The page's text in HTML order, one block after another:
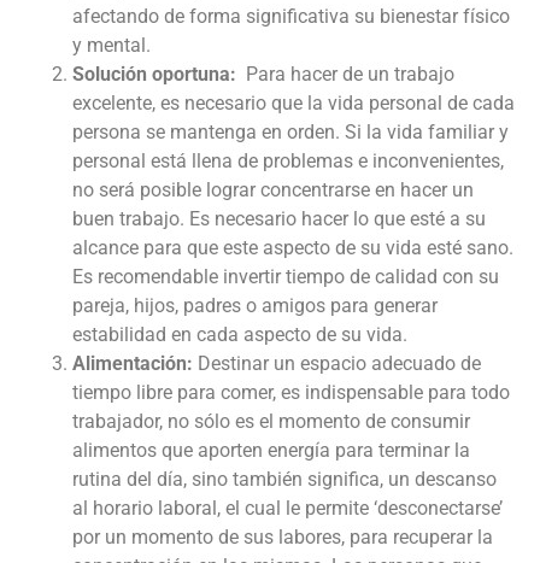
afectando de forma significativa su bienestar físico
y mental.
Solución oportuna: Para hacer de un trabajo
excelente, es necesario que la vida personal de cada
persona se mantenga en orden. Si la vida familiar y
personal está llena de problemas e inconvenientes,
no será posible lograr concentrarse en hacer un
buen trabajo. Es necesario hacer lo que esté a su
alcance para que este aspecto de su vida esté sano.
Es recomendable invertir tiempo de calidad con su
pareja, hijos, padres o amigos para generar
estabilidad en cada aspecto de su vida.
Alimentación: Destinar un espacio adecuado de
tiempo libre para comer, es indispensable para todo
trabajador, no sólo es el momento de consumir
alimentos que aporten energía para terminar la
rutina del día, sino también significa, un descanso
al horario laboral, el cual le permite ‘desconectarse’
por un momento de sus labores, para recuperar la